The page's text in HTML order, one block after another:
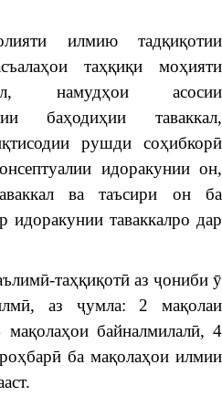
илмию тадқиқотии
таҳқиқи моҳияти
намудҳои асосии
баҳодиҳии таваккал,
рушди соҳибкорӣ
идоракунии он,
ва таъсири он ба
идоракунии таваккалро дар
таҳқиқотӣ аз ҷониби ӯ
аз ҷумла: 2 мақолаи
байналмилалӣ, 4
ба мақолаҳои илмии